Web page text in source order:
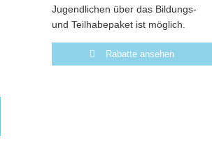
Jugendlichen über das Bildungs-
und Teilhabepaket ist möglich.
Rabatte ansehen